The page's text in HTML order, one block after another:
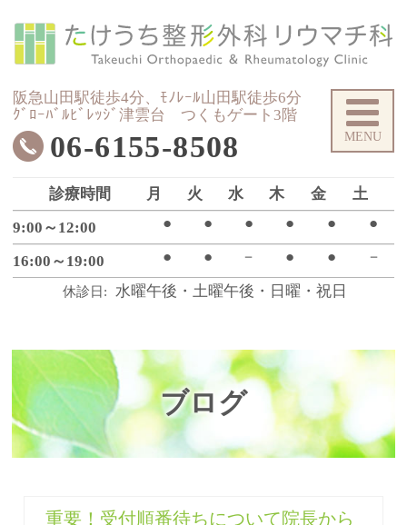
休診日 水曜午後・土曜午後・日曜・祝日
診療時間 月 火 水 木 金
土
9:00～12:00
● ● ● ● ● ●
16:00～19:00 ● ● － ● ● －
阪急山田駅徒歩4分、ﾓﾉﾚｰﾙ山田駅徒歩6分
ｸﾞﾛｰﾊﾞﾙﾋﾞﾚｯｼﾞ津雲台 つくもゲート3階
06-6155-8508
ブログ
重要！受付順番待ちについて院長から